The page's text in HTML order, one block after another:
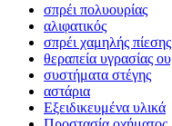
σπρέι πολυουρίας
αλιφατικός
σπρέι χαμηλής πίεσης
θεραπεία υγρασίας
συστήματα στέγης
αστάρια
Εξειδικευμένα υλικά